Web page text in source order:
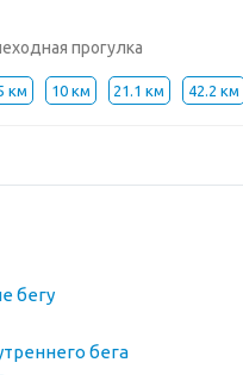
прогулка
км 10 км 21.1 км 42.2 км
бегу
бега